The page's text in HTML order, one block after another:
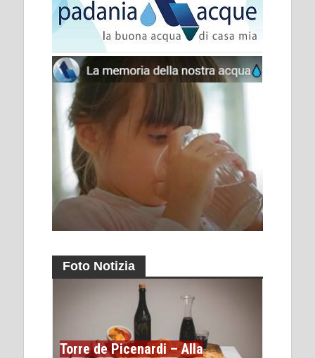
Foto Notizia
Torre de Picenardi – Alla